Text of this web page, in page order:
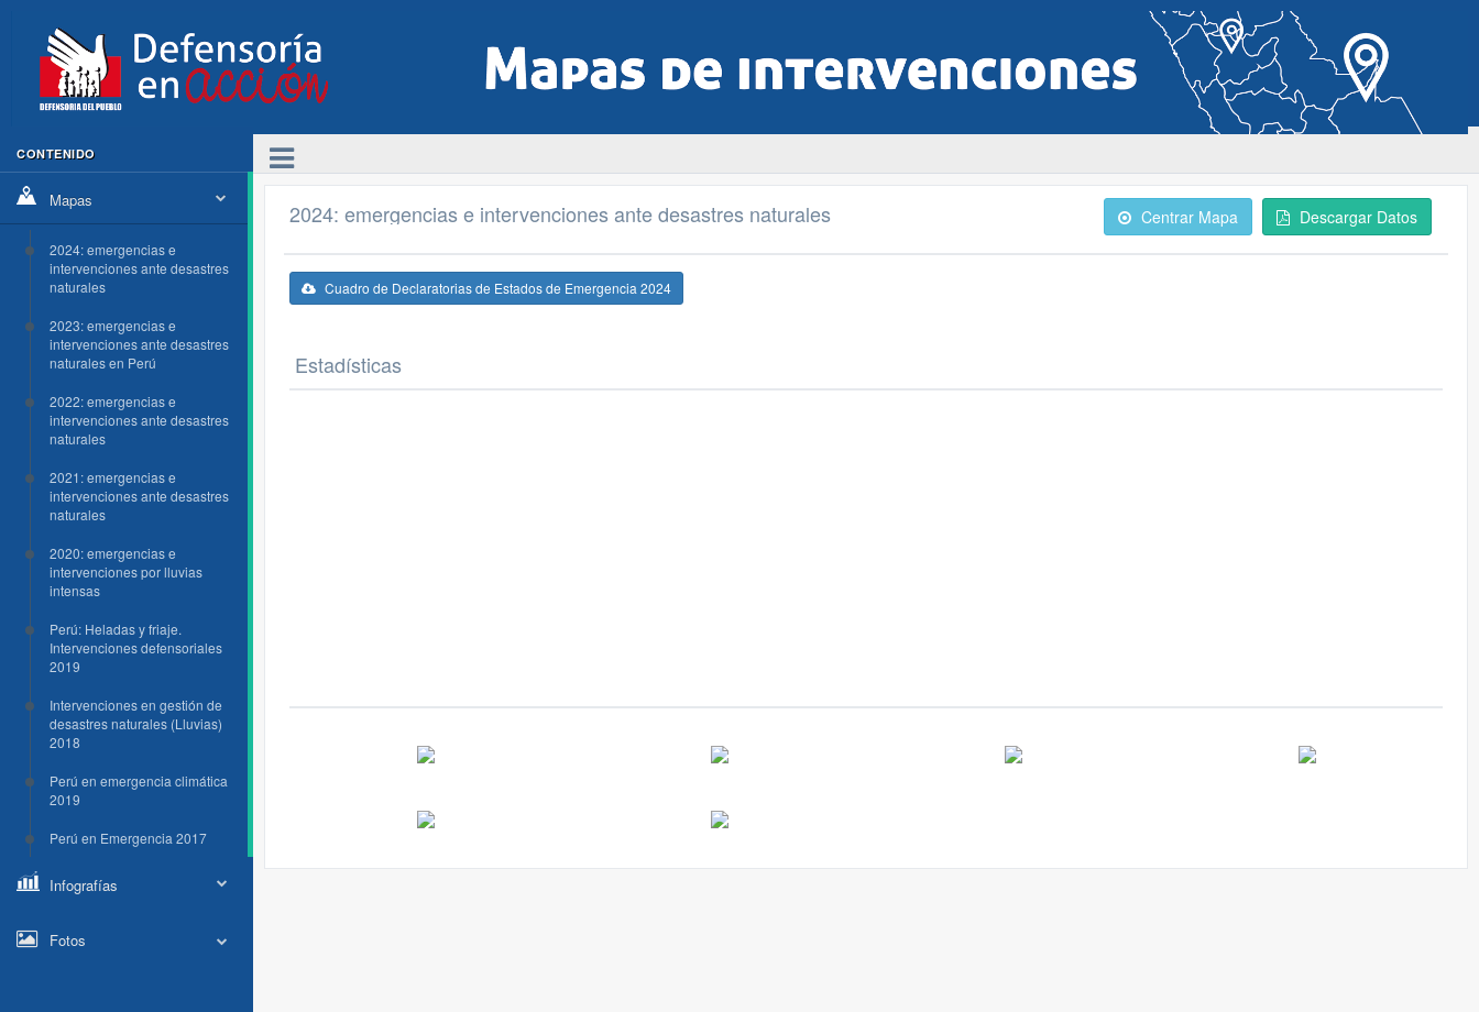
CONTENIDO
Mapas
2024: emergencias e
intervenciones ante desastres
naturales
2023: emergencias e
intervenciones ante desastres
naturales en Perú
2022: emergencias e
intervenciones ante desastres
naturales
2021: emergencias e
intervenciones ante desastres
naturales
2020: emergencias e
intervenciones por lluvias
intensas
Perú: Heladas y friaje.
Intervenciones defensoriales
2019
Intervenciones en gestión de
desastres naturales (Lluvias)
2018
Perú en emergencia climática
2019
Perú en Emergencia 2017
Infografías
Fotos
2024: emergencias e intervenciones ante desastres naturales Centrar Mapa Descargar Datos
Cuadro de Declaratorias de Estados de Emergencia 2024
Estadísticas